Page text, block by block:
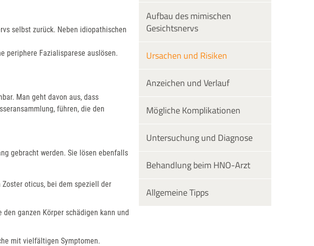
Aufbau des mimischen
Gesichtsnervs
Ursachen und Risiken
Anzeichen und Verlauf
Mögliche Komplikationen
Untersuchung und Diagnose
Behandlung beim HNO-Arzt
Allgemeine Tipps
selbst zurück. Neben idiopathischen
periphere Fazialisparese auslösen.
Man geht davon aus, dass
führen, die den
gebracht werden. Sie lösen ebenfalls
oticus, bei dem speziell der
ganzen Körper schädigen kann und
mit vielfältigen Symptomen.